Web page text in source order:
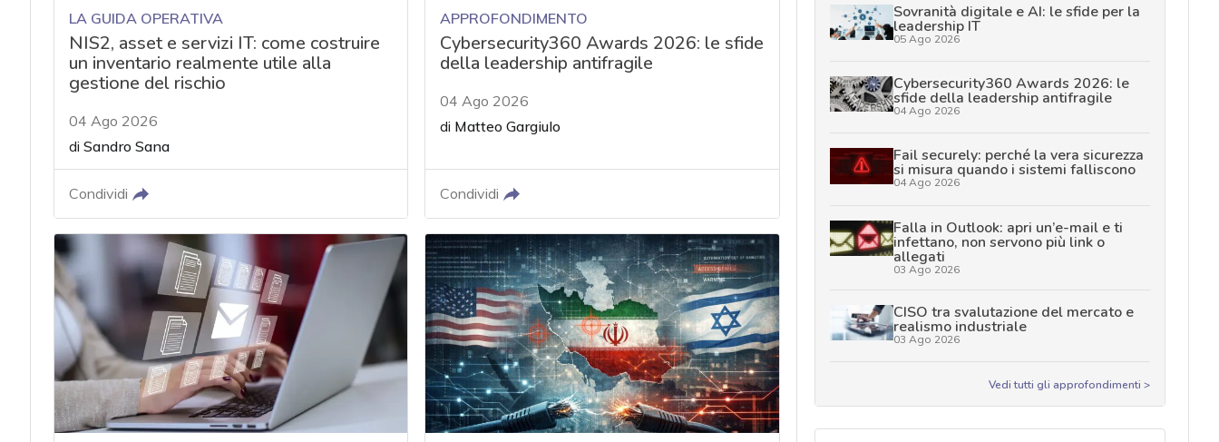
LA GUIDA OPERATIVA
NIS2, asset e servizi IT: come costruire
un inventario realmente utile alla
gestione del rischio
04 Ago 2026
di Sandro Sana
Condividi
APPROFONDIMENTO
Cybersecurity360 Awards 2026: le sfide
della leadership antifragile
04 Ago 2026
di Matteo Gargiulo
Condividi
Sovranità digitale e AI: le sfide per la
leadership IT
05 Ago 2026
Cybersecurity360 Awards 2026: le
sfide della leadership antifragile
04 Ago 2026
Fail securely: perché la vera sicurezza
si misura quando i sistemi falliscono
04 Ago 2026
Falla in Outlook: apri un’e-mail e ti
infettano, non servono più link o
allegati
03 Ago 2026
CISO tra svalutazione del mercato e
realismo industriale
03 Ago 2026
Vedi tutti gli approfondimenti >